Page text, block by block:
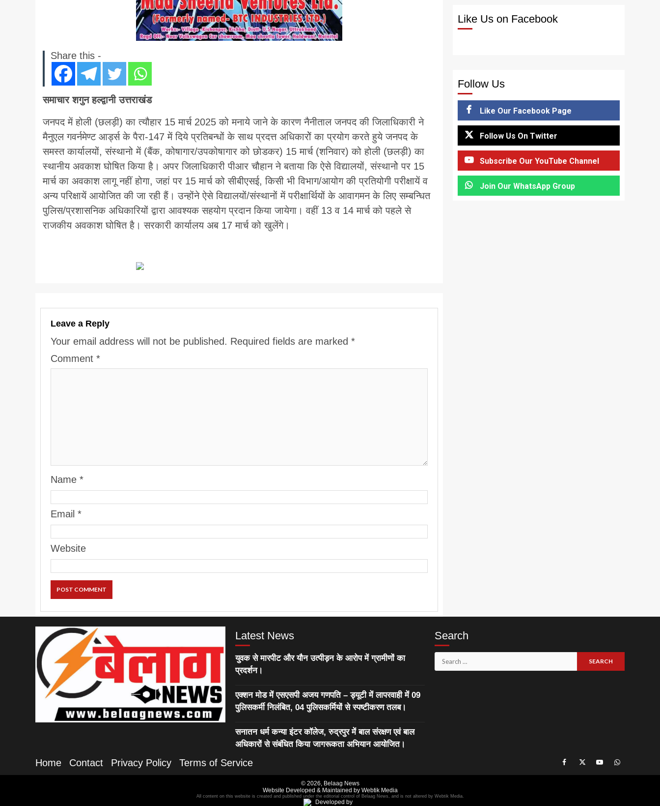
Share this -
समाचार शगुन हल्द्वानी उत्तराखंड
जनपद में होली (छलड़ी) का त्यौहार 15 मार्च 2025 को मनाये जाने के कारण नैनीताल जनपद की जिलाधिकारी ने
मैनुएल गवर्नमेण्ट आर्ड्स के पैरा-147 में दिये प्रतिबन्धों के साथ प्रदत्त अधिकारोें का प्रयोग करते हुये जनपद के
समस्त कार्यालयों, संस्थानो में (बैंक, कोषागार/उपकोषागार को छोडकर) 15 मार्च (शनिवार) को होली (छलड़ी) का
स्थानीय अवकाश घोषित किया है। अपर जिलाधिकारी पीआर चौहान ने बताया कि ऐसे विद्यालयों, संस्थानोे पर 15
मार्च का अवकाश लागू नहीं होगा, जहां पर 15 मार्च को सीबीएसई, किसी भी विभाग/आयोग की प्रतियोगी परीक्षायें व
अन्य परिक्षायें आयोजित की जा रही हैं। उन्होंने ऐसे विद्यालयों/संस्थानों में परीक्षार्थियों के आवागमन के लिए सम्बन्धित
पुलिस/प्रशासनिक अधिकारियों द्वारा आवश्यक सहयोग प्रदान किया जायेगा। वहीं 13 व 14 मार्च को पहले से
राजकीय अवकाश घोषित है। सरकारी कार्यालय अब 17 मार्च को खुलेंगे।
Leave a Reply
Your email address will not be published. Required fields are marked *
Comment *
Name *
Email *
Website
Like Us on Facebook
Follow Us
Like Our Facebook Page
Follow Us On Twitter
Subscribe Our YouTube Channel
Join Our WhatsApp Group
Latest News
युवक से मारपीट और यौन उत्पीड़न के आरोप में ग्रामीणों का
प्रदर्शन।
एक्शन मोड में एसएसपी अजय गणपति – ड्यूटी में लापरवाही में 09
पुलिसकर्मी निलंबित, 04 पुलिसकर्मियों से स्पष्टीकरण तलब।
सनातन धर्म कन्या इंटर कॉलेज, रुद्रपुर में बाल संरक्षण एवं बाल
अधिकारों से संबंधित किया जागरूकता अभियान आयोजित।
Search
Search
for:
Home Contact Privacy Policy Terms of Service
Like
Our
Follow
Us
Subscribe
Our
Join
Our
© 2026, Belaag News
Website Developed & Maintained by Webtik Media
All content on this website is created and published under the editorial control of Belaag News, and is not altered by Webtik Media.